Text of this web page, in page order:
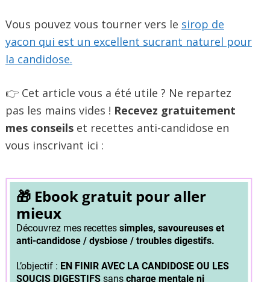
Vous pouvez vous tourner vers le sirop de
yacon qui est un excellent sucrant naturel pour
la candidose.
👉 Cet article vous a été utile ? Ne repartez
pas les mains vides ! Recevez gratuitement
mes conseils et recettes anti-candidose en
vous inscrivant ici :